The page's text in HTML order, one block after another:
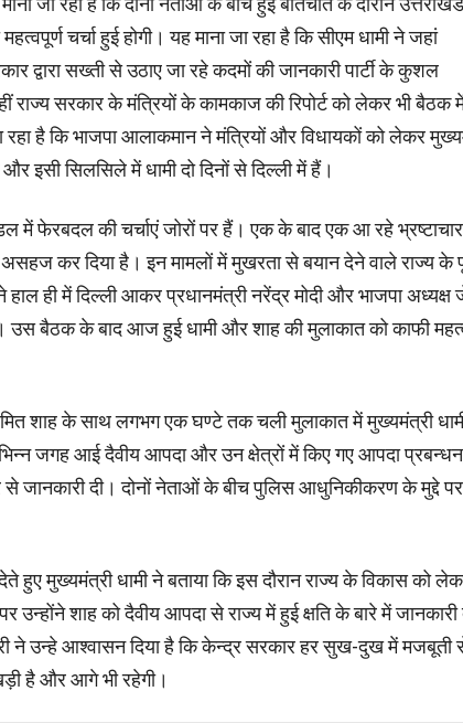
चर्चा हुई होगी। यह माना जा रहा है कि सीएम धामी ने जहां
द्वारा सख्ती से उठाए जा रहे कदमों की जानकारी पार्टी के कुशल
राज्य सरकार के मंत्रियों के कामकाज की रिपोर्ट को लेकर भी बैठक
है कि भाजपा आलाकमान ने मंत्रियों और विधायकों को लेकर
और इसी सिलसिले में धामी दो दिनों से दिल्ली में हैं।
में फेरबदल की चर्चाएं जोरों पर हैं। एक के बाद एक आ रहे
कर दिया है। इन मामलों में मुखरता से बयान देने वाले राज्य के
हाल ही में दिल्ली आकर प्रधानमंत्री नरेंद्र मोदी और भाजपा अध्यक्ष
उस बैठक के बाद आज हुई धामी और शाह की मुलाकात को काफी
शाह के साथ लगभग एक घण्टे तक चली मुलाकात में मुख्यमंत्री
जगह आई दैवीय आपदा और उन क्षेत्रों में किए गए आपदा
से जानकारी दी। दोनों नेताओं के बीच पुलिस आधुनिकीकरण के मुद्दे
हुए मुख्यमंत्री धामी ने बताया कि इस दौरान राज्य के विकास को
उन्होंने शाह को दैवीय आपदा से राज्य में हुई क्षति के बारे में जानकारी
ने उन्हे आश्वासन दिया है कि केन्द्र सरकार हर सुख-दुख में मजबूती
है और आगे भी रहेगी।